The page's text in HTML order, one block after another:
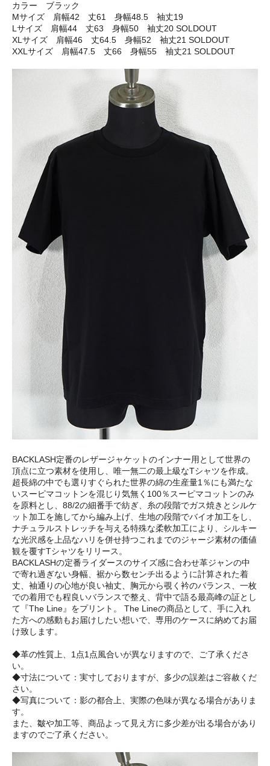
カラー ブラック
Mサイズ 肩幅42 丈61 身幅48.5 袖丈19
Lサイズ 肩幅44 丈63 身幅50 袖丈20 SOLDOUT
XLサイズ 肩幅46 丈64.5 身幅52 袖丈21 SOLDOUT
XXLサイズ 肩幅47.5 丈66 身幅55 袖丈21 SOLDOUT
BACKLASH定番のレザージャケットのインナー用として世界の
頂点に立つ素材を使用し、唯一無二の最上級なTシャツを作成。
超長綿の中でも選りすぐられた世界の綿の生産量1％にも満たな
いスーピマコットンを混じり気無く100％スーピマコットンのみ
を原料とし、88/2の細番手で紡ぎ、糸の段階でガス焼きとシルケ
ット加工を施してから編み上げ、生地の段階でバイオ加工をし、
ナチュラルストレッチを与える特殊な柔軟加工により、シルキー
な光沢感を上品なハリを併せ持つこれまでのジャージ素材の価値
観を覆すTシャツをリリース。
BACKLASHの定番ライダースのサイズ感に合わせ革ジャンの中
で寄れ過ぎない身幅、裾から数センチ出るように計算された着
丈、袖通りの心地が良い袖丈、胸元から覗く衿のバランス、一枚
での着用でも程良いバランスで整え、背中で語る最高峰の証とし
て『The Line』をプリント。 The Lineの商品として、手に入れ
た方への感動もお届けしたい想いで、専用のケースに納めてお届
け致します。
◆革の性質上、1点1点風合いが異なりますので、ご了承くださ
い。
◆寸法について：実寸しておりますが、多少の誤差はご容赦くだ
さい。
◆写真について：影の都合上、実際の色味が異なる場合がありま
す。
また、皺や加工等、商品よって見え方に多少差が出る場合があり
ますのでご了承ください。